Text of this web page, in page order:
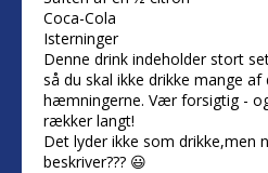
Coca-Cola
Isterninger
Denne drink indeholder stort
så du skal ikke drikke mange
hæmningerne. Vær forsigtig -
rækker langt!
Det lyder ikke som drikke,men
beskriver??? 😃